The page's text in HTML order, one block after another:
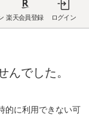
楽天会員登録 ログイン
んでした。
的に利用できない可